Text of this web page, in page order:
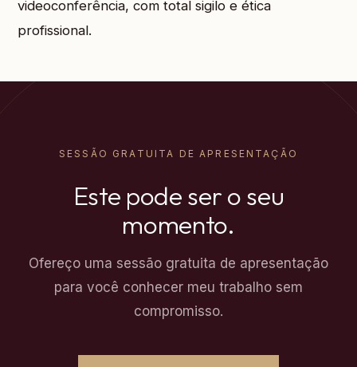
videoconferência, com total sigilo e ética
profissional.
SESSÃO GRATUITA DE APRESENTAÇÃO
Este pode ser o seu
momento.
Ofereço uma sessão gratuita de apresentação
para você conhecer meu trabalho sem
compromisso.